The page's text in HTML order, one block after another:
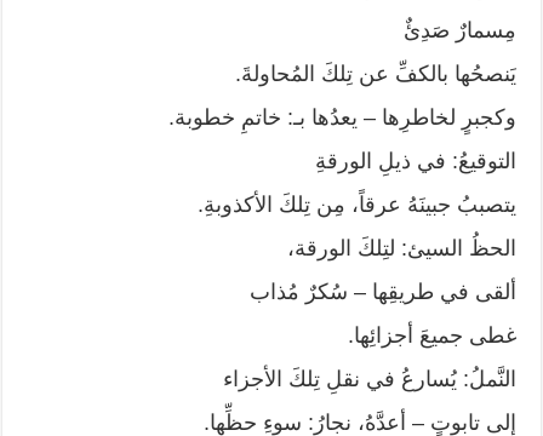
مِسمارٌ صَدِئٌ
يَنصحُها بالكفِّ عن تِلكَ المُحاولةَ.
وكجبرٍ لخاطرِها – يعدُها بـ: خاتمِ خطوبة.
التوقيعُ: في ذيلِ الورقةِ
يتصببُ جبينَهُ عرقاً، مِن تِلكَ الأكذوبةِ.
الحظُ السيئ: لتِلكَ الورقة،
ألقى في طريقِها – سُكرٌ مُذاب
غطى جميعَ أجزائِها.
النَّملُ: يُسارعُ في نقلِ تِلكَ الأجزاء
إلى تابوتٍ – أعدَّهُ، نجارُ: سوءِ حظِّها.